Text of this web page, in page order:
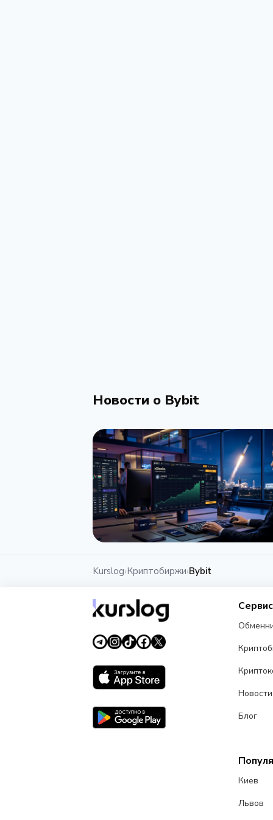
Новости о Bybit
рекорд
5 мин
Kurslog›Криптобиржи›Bybit
Новости
Блог
Киев
Львов